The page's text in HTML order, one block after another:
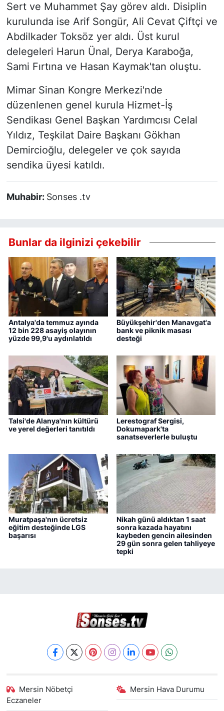
Sert ve Muhammet Şay görev aldı. Disiplin
kurulunda ise Arif Songür, Ali Cevat Çiftçi ve
Abdilkader Toksöz yer aldı. Üst kurul
delegeleri Harun Ünal, Derya Karaboğa,
Sami Fırtına ve Hasan Kaymak'tan oluştu.
Mimar Sinan Kongre Merkezi'nde
düzenlenen genel kurula Hizmet-İş
Sendikası Genel Başkan Yardımcısı Celal
Yıldız, Teşkilat Daire Başkanı Gökhan
Demircioğlu, delegeler ve çok sayıda
sendika üyesi katıldı.
Muhabir: Sonses .tv
Bunlar da ilginizi çekebilir
Antalya'da temmuz ayında
12 bin 228 asayiş olayının
yüzde 99,9'u aydınlatıldı
Büyükşehir'den Manavgat'a
bank ve piknik masası
desteği
Talsi'de Alanya'nın kültürü
ve yerel değerleri tanıtıldı
Lerestograf Sergisi,
Dokumapark'ta
sanatseverlerle buluştu
Muratpaşa'nın ücretsiz
eğitim desteğinde LGS
başarısı
Nikah günü aldıktan 1 saat
sonra kazada hayatını
kaybeden gencin ailesinden
29 gün sonra gelen tahliyeye
tepki
Mersin Nöbetçi
Eczaneler
Mersin Hava Durumu